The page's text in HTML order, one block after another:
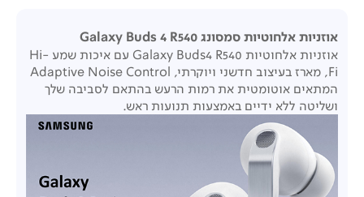
אוזניות אלחוטיות סמסונג Galaxy Buds 4 R540
אוזניות אלחוטיות Galaxy Buds4 R540 עם איכות שמע Hi-
Fi, מארז בעיצוב חדשני ויוקרתי, Adaptive Noise Control
המתאים אוטומטית את רמות הרעש בהתאם לסביבה שלך
ושליטה ללא ידיים באמצעות תנועות ראש.